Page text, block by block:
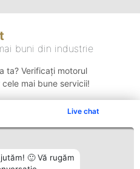
Live chat
🙂 Vă rugăm
buni din industrie
ta? Verificați motorul
mai bune servicii!